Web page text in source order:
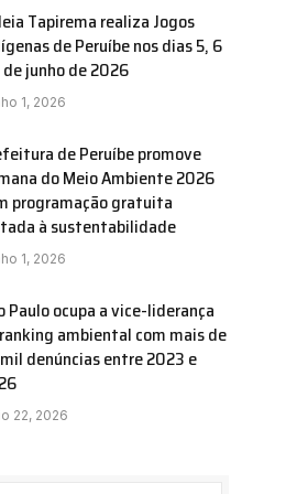
Tapirema realiza Jogos
de Peruíbe nos dias 5, 6
de junho de 2026
1, 2026
de Peruíbe promove
do Meio Ambiente 2026
programação gratuita
à sustentabilidade
1, 2026
Paulo ocupa a vice-liderança
ambiental com mais de
denúncias entre 2023 e
22, 2026